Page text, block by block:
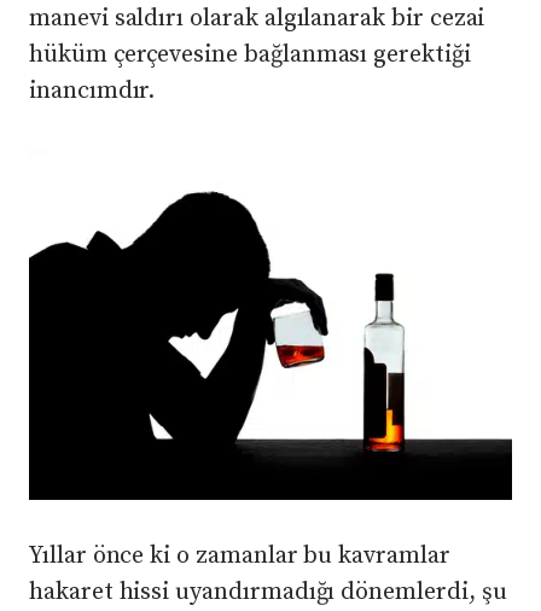
manevi saldırı olarak algılanarak bir cezai
hüküm çerçevesine bağlanması gerektiği
inancımdır.
Yıllar önce ki o zamanlar bu kavramlar
hakaret hissi uyandırmadığı dönemlerdi, şu